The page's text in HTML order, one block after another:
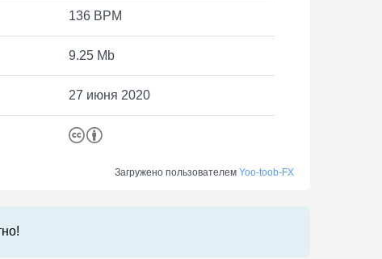
136 BPM
9.25 Mb
27 июня 2020
Загружено пользователем Yoo-toob-FX